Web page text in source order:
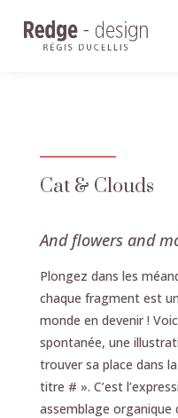
Cat & Clouds
And flowers and
Plongez dans les
chaque fragment est
monde en devenir !
spontanée, une
trouver sa place dans
titre # ». C’est
assemblage organique